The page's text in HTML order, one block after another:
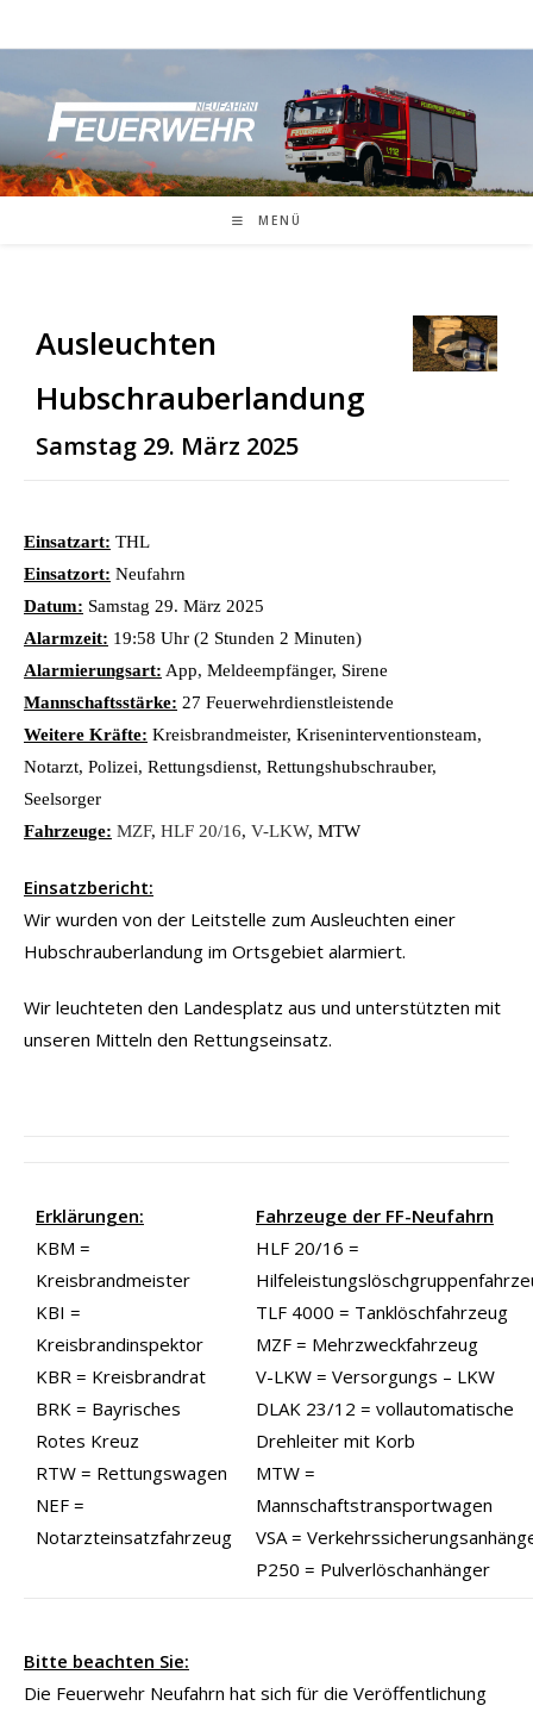
Inhalt
MENÜ
Ausleuchten
Hubschrauberlandung
Samstag 29. März 2025
Einsatzart: THL
Einsatzort: Neufahrn
Datum: Samstag 29. März 2025
Alarmzeit: 19:58 Uhr (2 Stunden 2 Minuten)
Alarmierungsart: App, Meldeempfänger, Sirene
Mannschaftsstärke: 27 Feuerwehrdienstleistende
Weitere Kräfte: Kreisbrandmeister, Kriseninterventionsteam,
Notarzt, Polizei, Rettungsdienst, Rettungshubschrauber,
Seelsorger
Fahrzeuge: MZF, HLF 20/16, V-LKW, MTW
Einsatzbericht:
Wir wurden von der Leitstelle zum Ausleuchten einer
Hubschrauberlandung im Ortsgebiet alarmiert.
Wir leuchteten den Landesplatz aus und unterstützten mit
unseren Mitteln den Rettungseinsatz.
Erklärungen:
KBM =
Kreisbrandmeister
KBI =
Kreisbrandinspektor
KBR = Kreisbrandrat
BRK = Bayrisches
Rotes Kreuz
RTW = Rettungswagen
NEF =
Notarzteinsatzfahrzeug
Fahrzeuge der FF-Neufahrn
HLF 20/16 =
TLF 4000 = Tanklöschfahrzeug
MZF = Mehrzweckfahrzeug
V-LKW = Versorgungs – LKW
DLAK 23/12 = vollautomatische
Drehleiter mit Korb
MTW =
Mannschaftstransportwagen
VSA =
P250 = Pulverlöschanhänger
Bitte beachten Sie:
Die Feuerwehr Neufahrn hat sich für die Veröffentlichung